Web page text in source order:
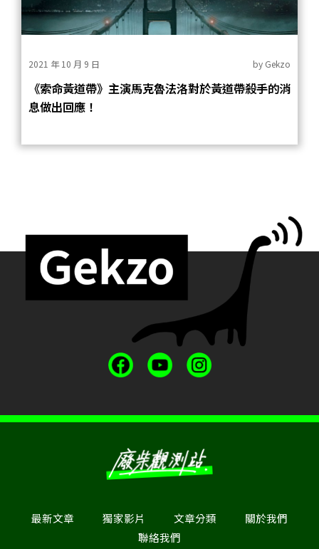
2021 年 10 月 9 日 by Gekzo
《索命黃道帶》主演馬克魯法洛對於黃道帶殺手的消
息做出回應！
最新文章 獨家影片 文章分類
關於我們
聯絡我們